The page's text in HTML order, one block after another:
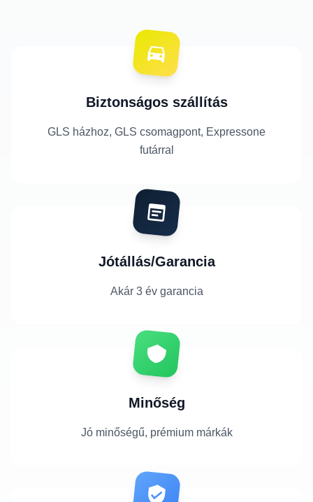
Biztonságos szállítás
GLS házhoz, GLS csomagpont, Expressone
futárral
Jótállás/Garancia
Akár 3 év garancia
Minőség
Jó minőségű, prémium márkák